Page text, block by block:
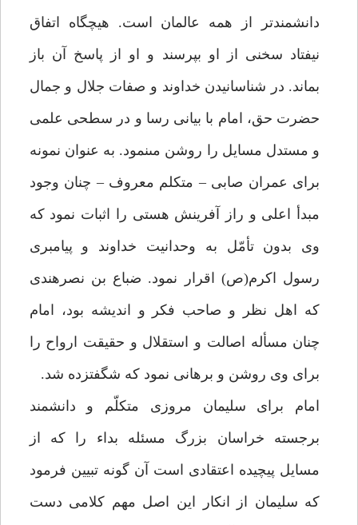
دانشمندتر از همه عالمان است. هيچ‏گاه اتفاق
نيفتاد سخنى از او بپرسند و او از پاسخ آن باز
بماند. در شناسانيدن خداوند و صفات جلال و جمال
حضرت حق، امام با بيانى رسا و در سطحى علمى
و مستدل مسايل را روشن مى‏نمود. به عنوان نمونه
براى عمران صابى – متكلم معروف – چنان وجود
مبدأ اعلى و راز آفرينش هستى را اثبات نمود كه
وى بدون تأمّل به وحدانيت خداوند و پيامبرى
رسول اكرم(ص) اقرار نمود. ضباع بن نصرهندى
كه اهل نظر و صاحب فكر و انديشه بود، امام
چنان مسأله اصالت و استقلال و حقيقت ارواح را
براى وى روشن و برهانى نمود كه شگفت‏زده شد.
امام براى سليمان مروزى متكلّم و دانشمند
برجسته خراسان بزرگ مسئله بداء را كه از
مسايل پيچيده اعتقادى است آن گونه تبيين فرمود
كه سليمان از انكار اين اصل مهم كلامى دست